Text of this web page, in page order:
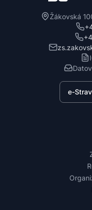
Žákovská
e-